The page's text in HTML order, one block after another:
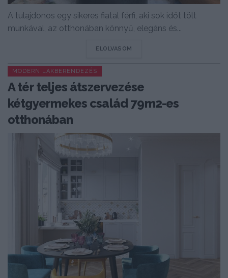
A tulajdonos egy sikeres fiatal férfi, aki sok időt tölt
munkával, az otthonában könnyű, elegáns és...
ELOLVASOM
MODERN LAKBERENDEZÉS
A tér teljes átszervezése
kétgyermekes család 79m2-es
otthonában